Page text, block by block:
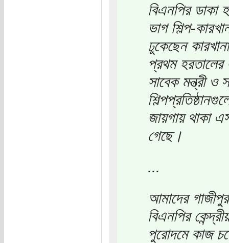
বিএনপির ডাকা
ভাগ শিল্প-
ঢুকেছেন
প্রথম হরতালের
সাবেক মন্ত্রী ও
জায়গায় থাকা
গেছে।
...
আমাদের
বিএনপির
পুরোদমে কাজ